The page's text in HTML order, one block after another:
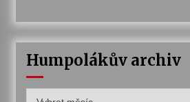
Humpolákův archiv